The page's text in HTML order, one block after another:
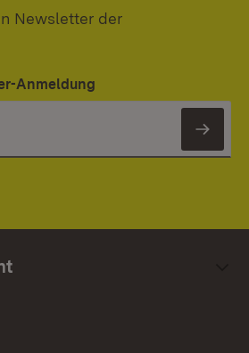
Newsletter der
Anmeldung